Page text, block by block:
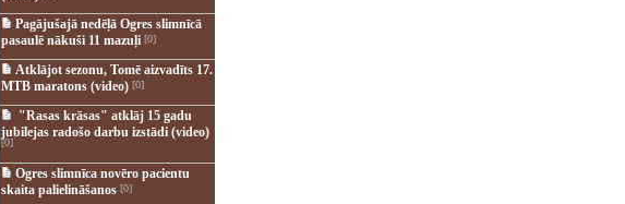
Pagājušajā nedēļā Ogres slimnīcā
pasaulē nākuši 11 mazuļi[0]
Atklājot sezonu, Tomē aizvadīts 17.
MTB maratons (video)[0]
"Rasas krāsas" atklāj 15 gadu
jubilejas radošo darbu izstādi (video)
[0]
Ogres slimnīca novēro pacientu
skaita palielināšanos [0]